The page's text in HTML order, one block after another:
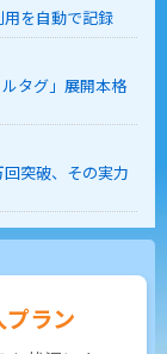
を自動で記録
タグ」展開本格
回突破、その実力
プラン